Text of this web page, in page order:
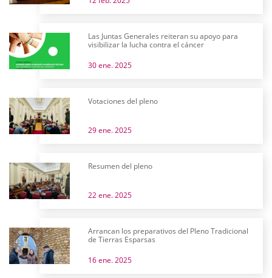
Las Juntas Generales reiteran su apoyo para
visibilizar la lucha contra el cáncer
30 ene. 2025
Votaciones del pleno
29 ene. 2025
Resumen del pleno
22 ene. 2025
Arrancan los preparativos del Pleno Tradicional
de Tierras Esparsas
16 ene. 2025